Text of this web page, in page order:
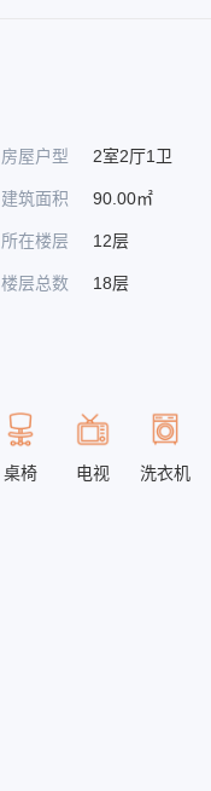
房屋户型 2室2厅1卫
建筑面积 90.00㎡
所在楼层 12层
楼层总数 18层
桌椅 电视 洗衣机